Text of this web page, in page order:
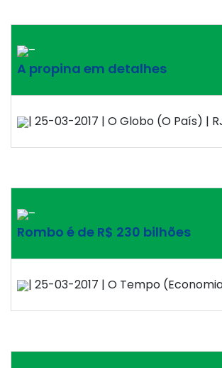
–
A propina em detalhes
| 25-03-2017 | O Globo (O País) |
–
Rombo é de R$ 230 bilhões
| 25-03-2017 | O Tempo